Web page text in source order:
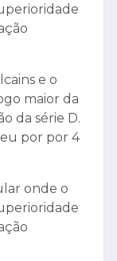
e o
maior da
da série D.
por por 4
onde o